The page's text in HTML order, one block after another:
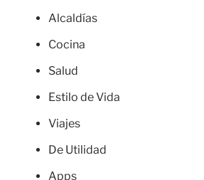
Alcaldías
Cocina
Salud
Estilo de Vida
Viajes
De Utilidad
Apps